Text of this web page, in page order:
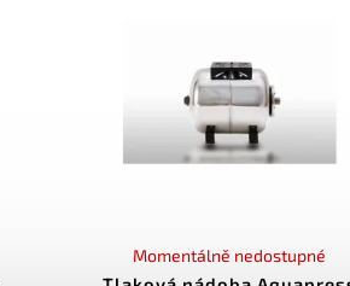
Momentálně nedostupné